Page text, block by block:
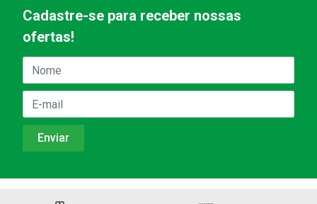
Cadastre-se para receber nossas
ofertas!